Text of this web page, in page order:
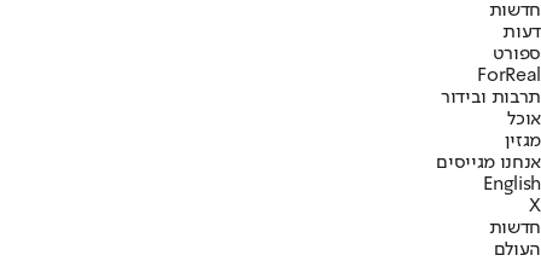
חדשות
דעות
ספורט
ForReal
תרבות ובידור
אוכל
מגזין
אנחנו מגייסים
English
X
חדשות
העולם